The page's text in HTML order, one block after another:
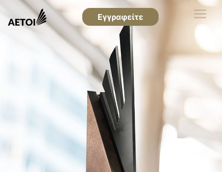
Εγγραφείτε